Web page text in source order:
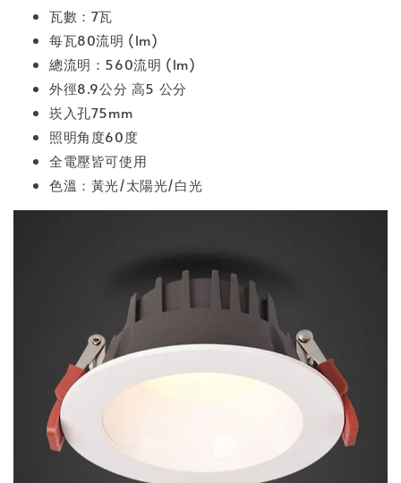
瓦數：7瓦
每瓦80流明 (lm)
總流明：560流明 (lm)
外徑8.9公分 高5 公分
崁入孔75mm
照明角度60度
全電壓皆可使用
色溫：黃光/太陽光/白光